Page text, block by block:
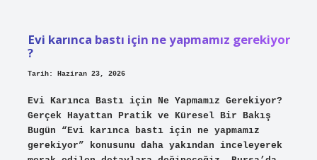
ne
Evi karınca bastı için ne yapmamız gerekiyor
?
Tarih: Haziran 23, 2026
Evi Karınca Bastı için Ne Yapmamız Gerekiyor?
Gerçek Hayattan Pratik ve Küresel Bir Bakış
Bugün “Evi karınca bastı için ne yapmamız
gerekiyor” konusunu daha yakından inceleyerek